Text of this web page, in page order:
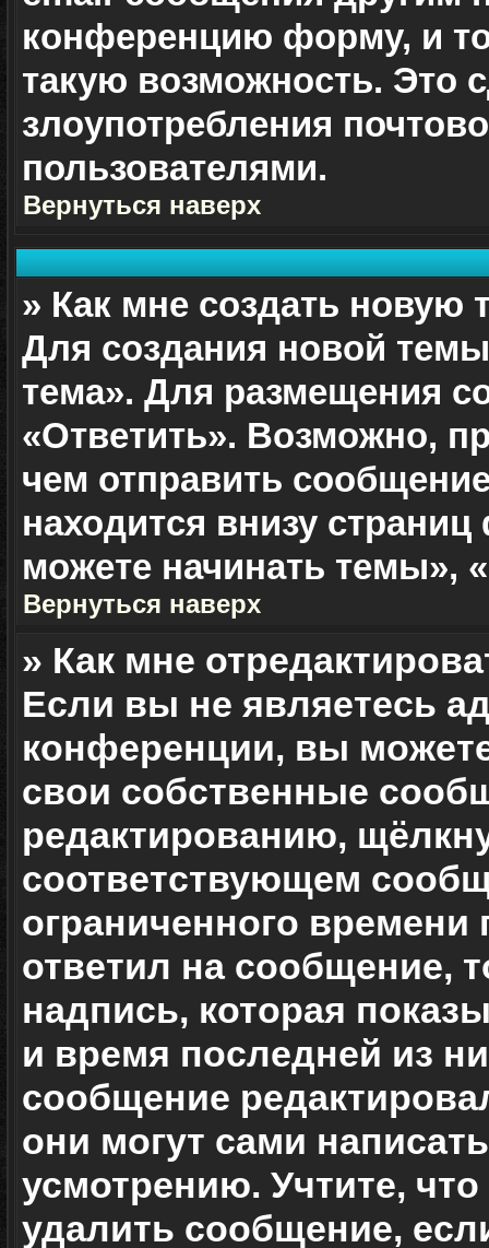
конференцию форму, и
такую возможность. Это
злоупотребления
пользователями.
Вернуться наверх
» Как мне создать новую
Для создания новой
тема». Для размещения
«Ответить». Возможно,
чем отправить
находится внизу
можете начинать темы»,
Вернуться наверх
» Как мне
Если вы не являетесь
конференции, вы
свои собственные
редактированию,
соответствующем
ограниченного времени
ответил на сообщение,
надпись, которая
и время последней из
сообщение
они могут сами
усмотрению. Учтите,
удалить сообщение,